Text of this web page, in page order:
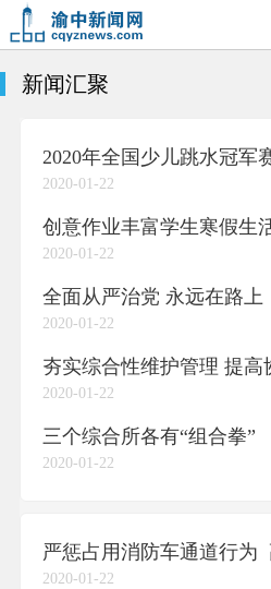
首页
渝中新闻 特别关注
企业信息 吃在渝中
新闻汇聚
2020年全国少儿跳水冠军
2020-01-22
创意作业丰富学生寒假生
2020-01-22
全面从严治党 永远在路上
2020-01-22
2020-01-22
三个综合所各有“组合拳”
2020-01-22
2020-01-22